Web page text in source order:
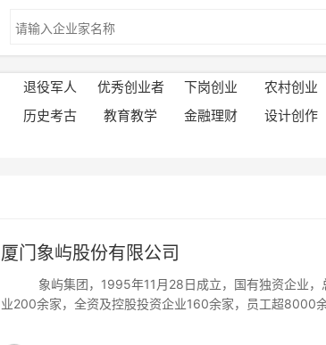
退役军人 优秀创业者 下岗创业 农村创业
历史考古 教育教学 金融理财 设计创作
厦门象屿股份有限公司
象屿集团，1995年11月28日成立，国有独资企业，
业200余家，全资及控股投资企业160余家，员工超